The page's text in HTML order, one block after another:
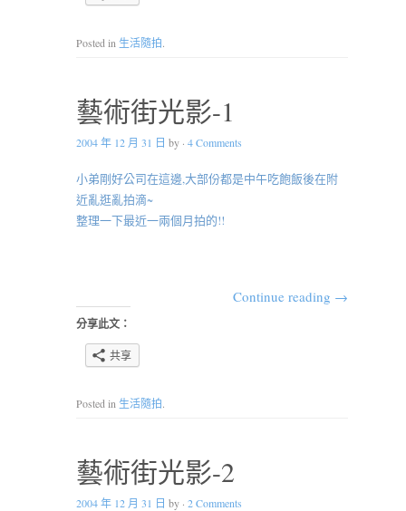
Posted in 生活隨拍.
藝術街光影-1
2004 年 12 月 31 日 by · 4 Comments
小弟剛好公司在這邊,大部份都是中午吃飽飯後在附
近亂逛亂拍滴~
整理一下最近一兩個月拍的!!
Continue reading →
分享此文：
共享
Posted in 生活隨拍.
藝術街光影-2
2004 年 12 月 31 日 by · 2 Comments